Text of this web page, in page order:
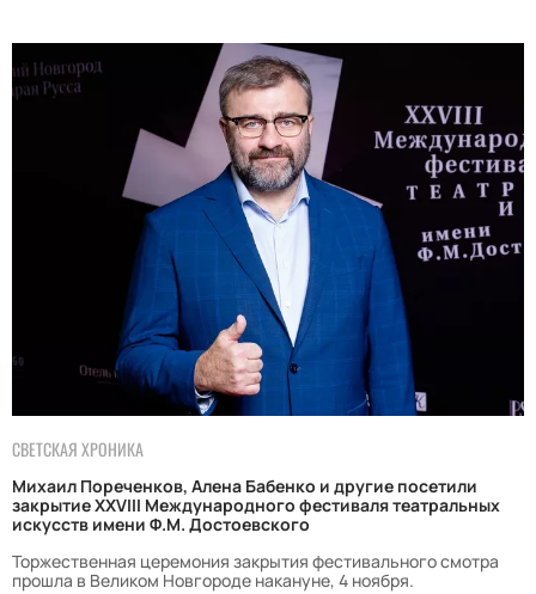
СВЕТСКАЯ ХРОНИКА
Михаил Пореченков, Алена Бабенко и другие посетили
закрытие XXVIII Международного фестиваля театральных
искусств имени Ф.М. Достоевского
Торжественная церемония закрытия фестивального смотра
прошла в Великом Новгороде накануне, 4 ноября.